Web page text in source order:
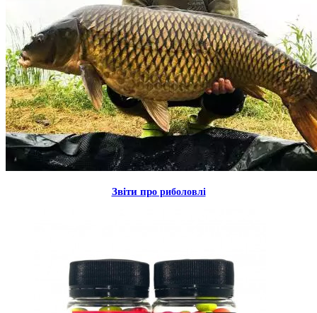
Звiти про риболовлi